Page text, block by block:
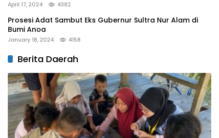
April 17, 2024 4382
Prosesi Adat Sambut Eks Gubernur Sultra Nur Alam di
Bumi Anoa
January 18, 2024 4158
Berita Daerah